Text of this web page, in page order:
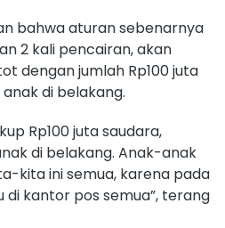
bahwa aturan sebenarnya
2 kali pencairan, akan
dengan jumlah Rp100 juta
di belakang.
Rp100 juta saudara,
di belakang. Anak-anak
kita ini semua, karena pada
kantor pos semua”, terang